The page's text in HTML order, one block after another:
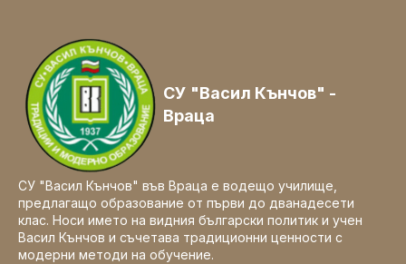
СУ "Васил Кънчов" -
Враца
СУ "Васил Кънчов" във Враца е водещо училище,
предлагащо образование от първи до дванадесети
клас. Носи името на видния български политик и учен
Васил Кънчов и съчетава традиционни ценности с
модерни методи на обучение.